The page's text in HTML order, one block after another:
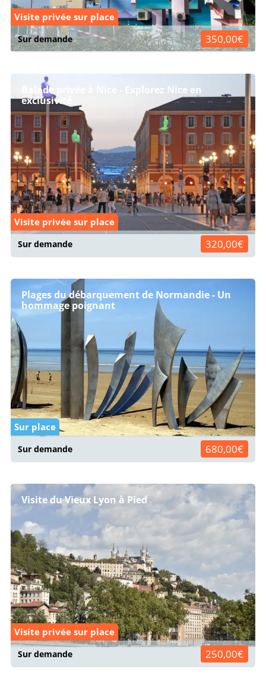
Visite privée sur place
Sur demande 350,00€
Balade privée à Nice - Explorez Nice en
exclusivité
Visite privée sur place
Sur demande 320,00€
Plages du débarquement de Normandie - Un
hommage poignant
Sur place
Sur demande 680,00€
Visite du Vieux Lyon à Pied
Visite privée sur place
Sur demande 250,00€